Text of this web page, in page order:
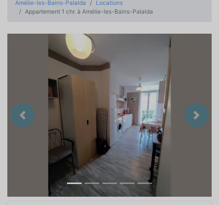
Amélie-les-Bains-Palalda
Locations
Appartement 1 chr. à Amélie-les-Bains-Palalda
Précedent